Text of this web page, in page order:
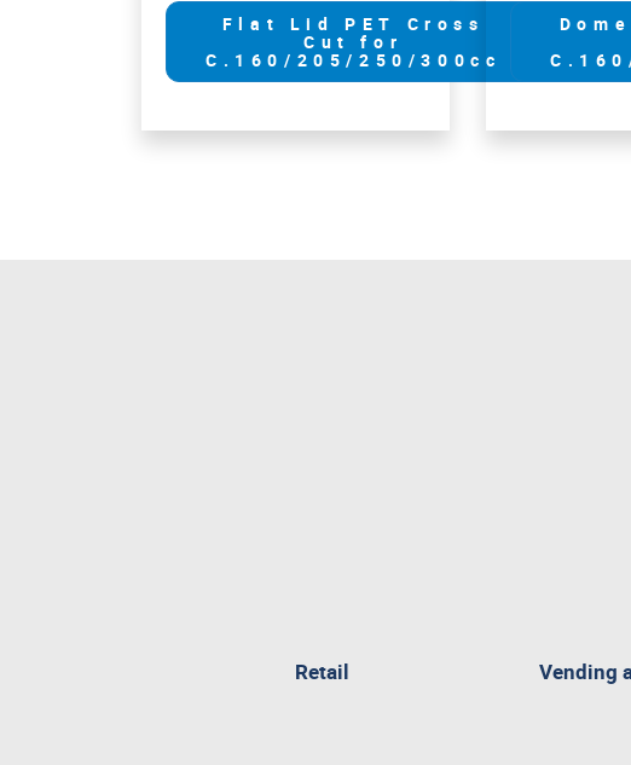
Flat Lid PET Cross
Cut for
C.160/205/250/300cc
Retailpagina
Vending